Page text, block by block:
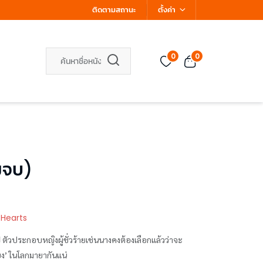
ติดตามสถานะ ตั้งค่า
0 0
บ)
Hearts
วประกอบหญิงผู้ชั่วร้ายเช่นนางคงต้องเลือกแล้วว่าจะ
’ ในโลกมายากันแน่